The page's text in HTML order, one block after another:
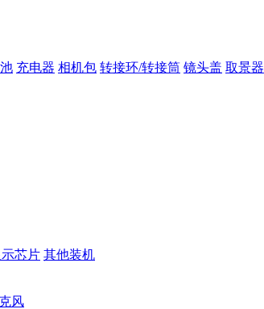
充电器 相机包 转接环/转接筒 镜头盖 取景器
示芯片 其他装机
风